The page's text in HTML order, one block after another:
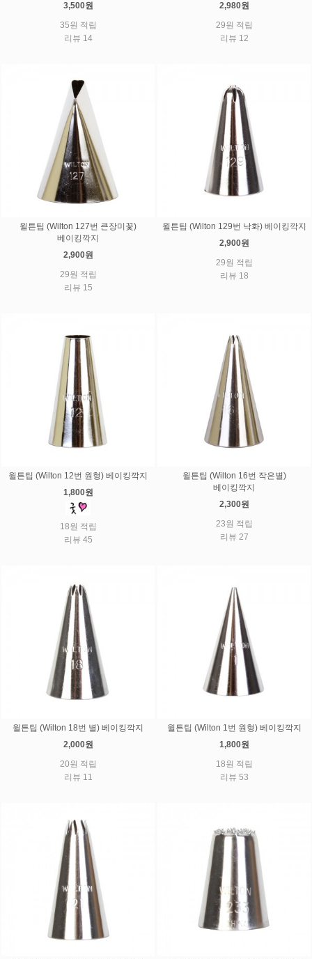
3,500원
35원 적립
리뷰 14
2,980원
29원 적립
리뷰 12
윌튼팁 (Wilton 127번 큰장미꽃)
베이킹깍지
2,900원
29원 적립
리뷰 15
윌튼팁 (Wilton 129번 낙화) 베이킹깍지
2,900원
29원 적립
리뷰 18
윌튼팁 (Wilton 12번 원형) 베이킹깍지
1,800원
18원 적립
리뷰 45
윌튼팁 (Wilton 16번 작은별)
베이킹깍지
2,300원
23원 적립
리뷰 27
윌튼팁 (Wilton 18번 별) 베이킹깍지
2,000원
20원 적립
리뷰 11
윌튼팁 (Wilton 1번 원형) 베이킹깍지
1,800원
18원 적립
리뷰 53